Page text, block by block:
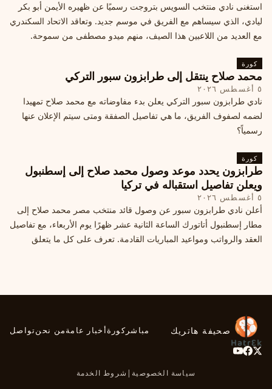
استغنى نادي منتخب السويس بتروجت رسميًا عن ظهيره الأيمن أبو بكر
ليادي، الذي سيساهم مع الفريق في موسم جديد. وتعاقد الاتحاد السكندري
مع العديد من اللاعبين هذا الصيف، منهم ميدو مصطفى من سموحة.
كورة
محمد صلاح ينتقل إلى طرابزون سبور التركي
٥ أغسطس ٢٠٢٦
نادي طرابزون سبور التركي يعلن بدء مفاوضاته مع محمد صلاح تمهيدا
لضمه لصفوف الفريق، ما هي تفاصيل الصفقة ومتى سيتم الإعلان عنها
رسمياً؟
كورة
طرابزون يحدد موعد وصول محمد صلاح إلى إسطنبول
ويعلن تفاصيل استقباله في تركيا
٥ أغسطس ٢٠٢٦
أعلن نادي طرابزون سبور عن وصول قائد منتخب مصر محمد صلاح إلى
مطار إسطنبول أتاتورك الساعة الثانية عشر ظهرًا يوم الأربعاء، مع تفاصيل
العقد والرواتب ومواعيد المباريات القادمة. تعرف على كل ما يتعلق
صحيفة هاتريك مباشر كورةأخبار عامةمن نحنتواصل
سياسة الخصوصية | شروط الخدمة